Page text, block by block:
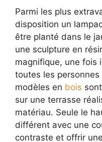
Parmi les plus
disposition un
être planté dans le
une sculpture en
magnifique, une fois
toutes les personnes
modèles en bois
sur une terrasse
matériau. Seule le
différent avec une
contraste et offrir